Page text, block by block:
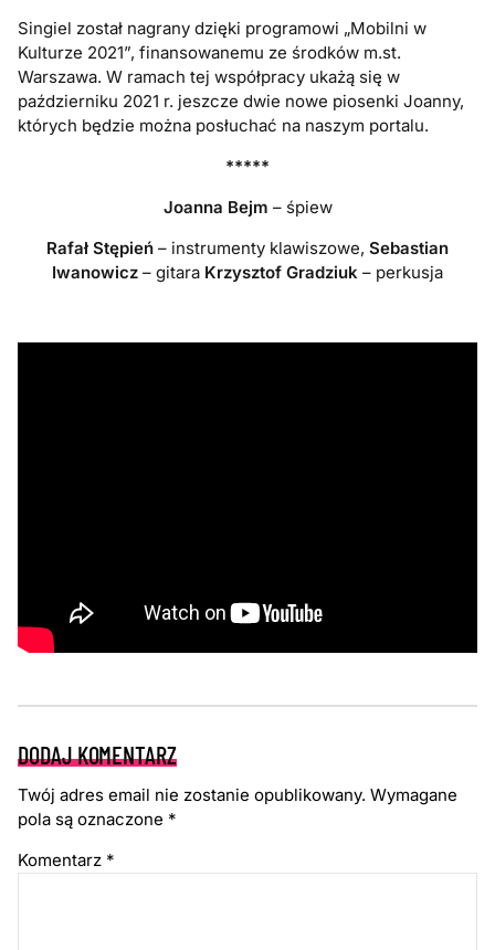
Singiel został nagrany dzięki programowi „Mobilni w
Kulturze 2021”, finansowanemu ze środków m.st.
Warszawa. W ramach tej współpracy ukażą się w
październiku 2021 r. jeszcze dwie nowe piosenki Joanny,
których będzie można posłuchać na naszym portalu.
*****
Joanna Bejm – śpiew
Rafał Stępień – instrumenty klawiszowe, Sebastian
Iwanowicz – gitara Krzysztof Gradziuk – perkusja
DODAJ KOMENTARZ
Twój adres email nie zostanie opublikowany. Wymagane
pola są oznaczone *
Komentarz *